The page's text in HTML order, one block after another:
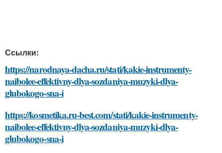
Ссылки:
https://narodnaya-dacha.ru/stati/kakie-instrumenty-
naibolee-effektivny-dlya-sozdaniya-muzyki-dlya-
glubokogo-sna-i
https://kosmetika.ru-best.com/stati/kakie-instrumenty-
naibolee-effektivny-dlya-sozdaniya-muzyki-dlya-
glubokogo-sna-i